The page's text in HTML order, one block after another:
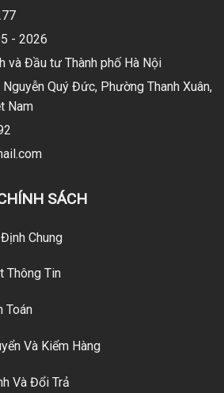
- 2026
và Đầu tư Thành phố Hà Nội
Quý Đức, Phường Thanh Xuân,
Nam
SÁCH
Chung
Thông Tin
Toán
Và Kiểm Hàng
Và Đổi Trả